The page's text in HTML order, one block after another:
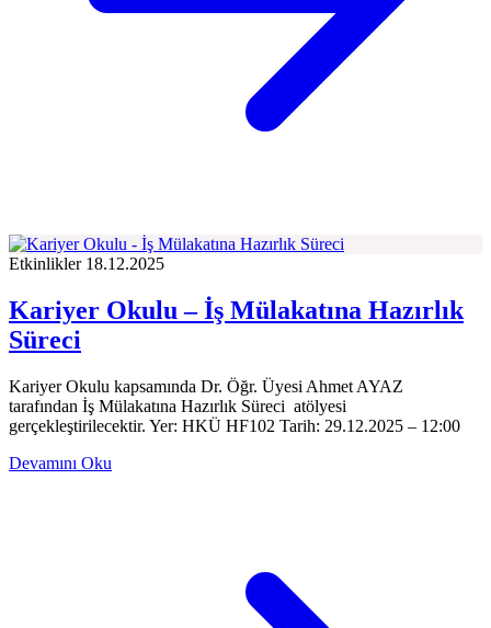
Etkinlikler 18.12.2025
Kariyer Okulu – İş Mülakatına Hazırlık
Süreci
Kariyer Okulu kapsamında Dr. Öğr. Üyesi Ahmet AYAZ
tarafından İş Mülakatına Hazırlık Süreci atölyesi
gerçekleştirilecektir. Yer: HKÜ HF102 Tarih: 29.12.2025 – 12:00
Devamını Oku